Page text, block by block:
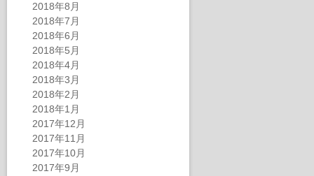
2018年8月
2018年7月
2018年6月
2018年5月
2018年4月
2018年3月
2018年2月
2018年1月
2017年12月
2017年11月
2017年10月
2017年9月